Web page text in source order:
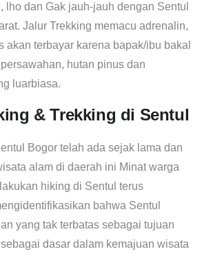
lho dan Gak jauh-jauh dengan Sentul
Jalur Trekking memacu adrenalin,
akan terbayar karena bapak/ibu bakal
hutan pinus dan
luarbiasa.
& Trekking di Sentul
Bogor telah ada sejak lama dan
alam di daerah ini Minat warga
hiking di Sentul terus
bahwa Sentul
yang tak terbatas sebagai tujuan
dasar dalam kemajuan wisata